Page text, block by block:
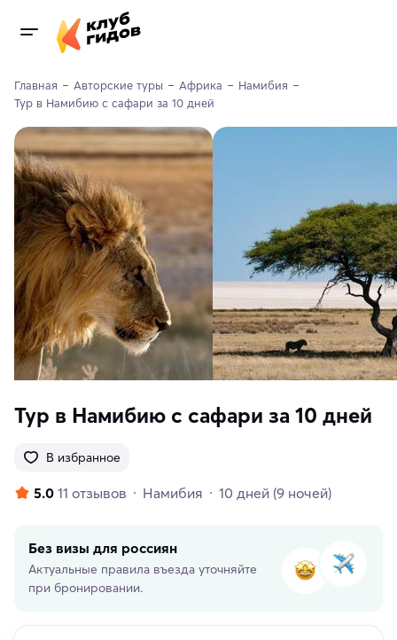
Главная Авторские туры Африка
Намибия
Тур в Намибию с сафари за 10 дней
Тур в Намибию с сафари за 10 дней
В избранное
5.0 11 отзывов Намибия 10 дней (9 ночей)
Без визы для россиян
Актуальные правила въезда уточняйте
при бронировании.